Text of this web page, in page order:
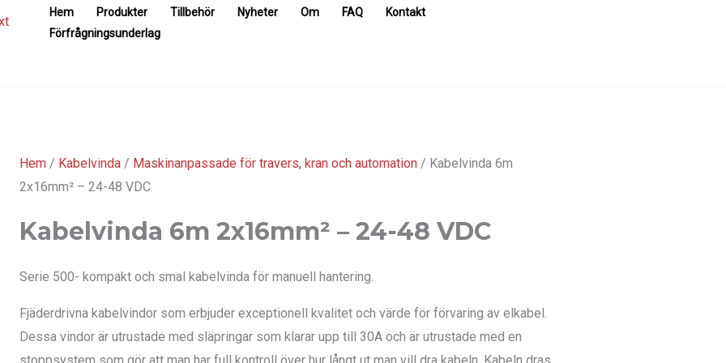
Hem Produkter Tillbehör Nyheter Om FAQ
Kontakt
Förfrågningsunderlag
Hem/ Kabelvinda/ Maskinanpassade för travers, kran och automation/ Kabelvinda 6m
2x16mm² – 24-48 VDC
Kabelvinda 6m 2x16mm² – 24-48 VDC
Serie 500- kompakt och smal kabelvinda för manuell hantering.
Fjäderdrivna kabelvindor som erbjuder exceptionell kvalitet och värde för förvaring av elkabel.
Dessa vindor är utrustade med släpringar som klarar upp till 30A och är utrustade med en